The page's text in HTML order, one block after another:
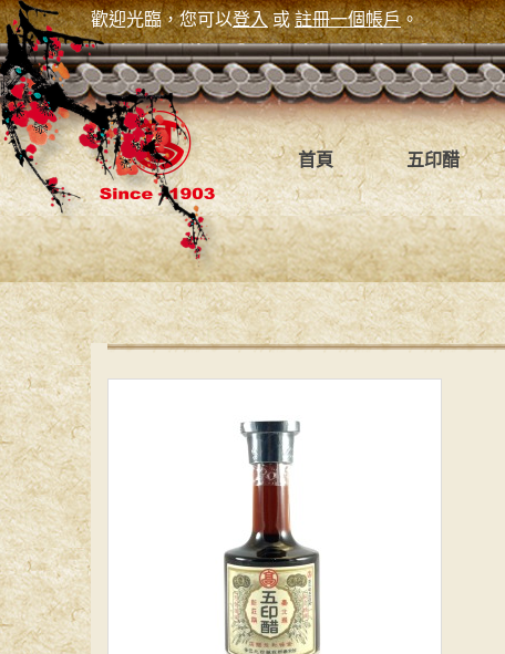
歡迎光臨，您可以登入或註冊一個帳戶。
首頁 五印醋